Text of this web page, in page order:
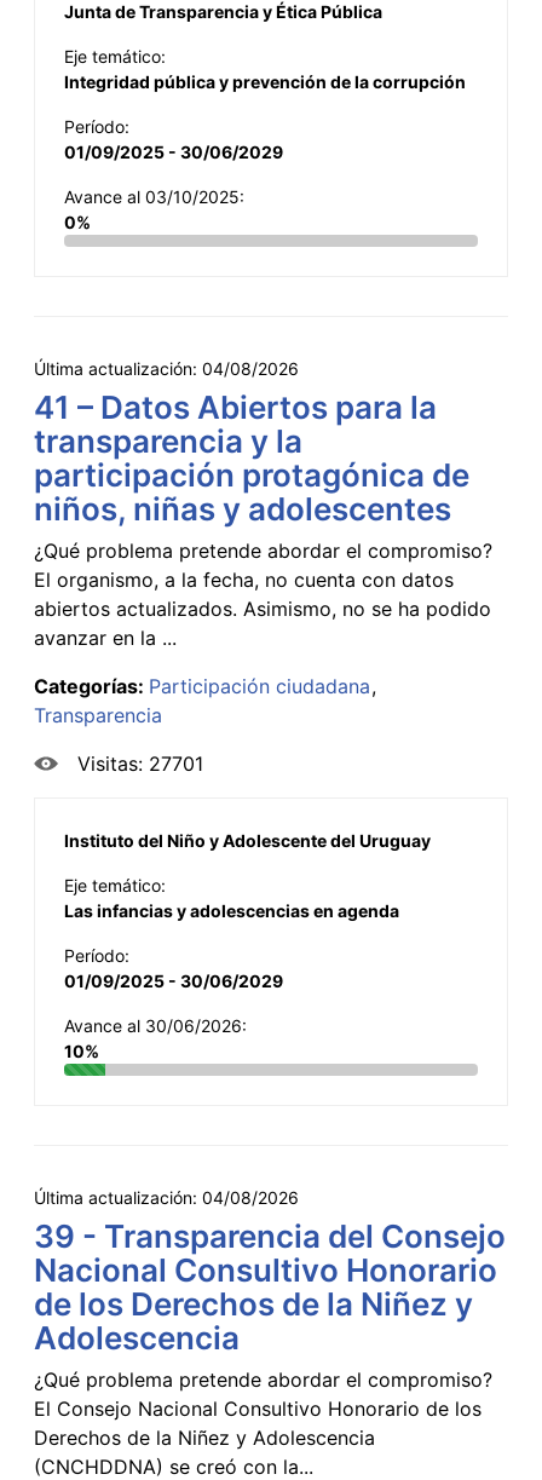
Junta de Transparencia y Ética Pública
Eje temático:
Integridad pública y prevención de la corrupción
Período:
01/09/2025 - 30/06/2029
Avance al 03/10/2025:
0%
Última actualización: 04/08/2026
41 – Datos Abiertos para la
transparencia y la
participación protagónica de
niños, niñas y adolescentes
¿Qué problema pretende abordar el compromiso?
El organismo, a la fecha, no cuenta con datos
abiertos actualizados. Asimismo, no se ha podido
avanzar en la ...
Categorías: Participación ciudadana
Transparencia
Visitas: 27701
Instituto del Niño y Adolescente del Uruguay
Eje temático:
Las infancias y adolescencias en agenda
Período:
01/09/2025 - 30/06/2029
Avance al 30/06/2026:
10%
Última actualización: 04/08/2026
39 - Transparencia del Consejo
Nacional Consultivo Honorario
de los Derechos de la Niñez y
Adolescencia
¿Qué problema pretende abordar el compromiso?
El Consejo Nacional Consultivo Honorario de los
Derechos de la Niñez y Adolescencia
(CNCHDDNA) se creó con la...